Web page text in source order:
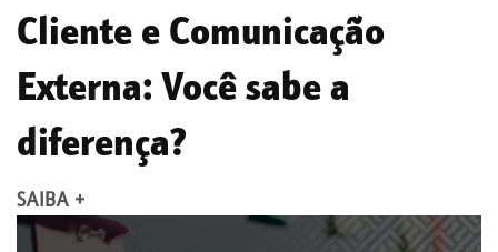
Cliente e Comunicação
Externa: Você sabe a
diferença?
SAIBA +